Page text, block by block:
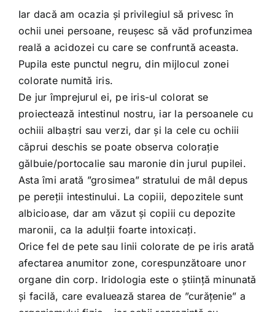
Iar dacă am ocazia și privilegiul să privesc în
ochii unei persoane, reușesc să văd profunzimea
reală a acidozei cu care se confruntă aceasta.
Pupila este punctul negru, din mijlocul zonei
colorate numită iris.
De jur împrejurul ei, pe iris-ul colorat se
proiectează intestinul nostru, iar la persoanele cu
ochiii albaștri sau verzi, dar și la cele cu ochiii
căprui deschis se poate observa colorație
gălbuie/portocalie sau maronie din jurul pupilei.
Asta îmi arată ”grosimea” stratului de mâl depus
pe pereții intestinului. La copiii, depozitele sunt
albicioase, dar am văzut și copiii cu depozite
maronii, ca la adulții foarte intoxicați.
Orice fel de pete sau linii colorate de pe iris arată
afectarea anumitor zone, corespunzătoare unor
organe din corp. Iridologia este o știință minunată
și facilă, care evaluează starea de ”curățenie” a